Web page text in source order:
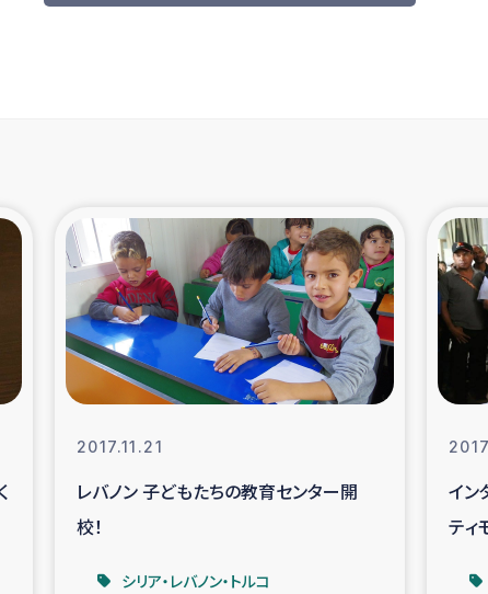
雨緊急支援 大雨による洪
シリア国内避難民・
人道支援 スリランカ南
リー・リサイクル・プロジ
復興
援 令和6年能登半
2017.11.21
レバノン 子どもたちの教育センター開
校！
シリア・レバノン・トルコ
イン
テ